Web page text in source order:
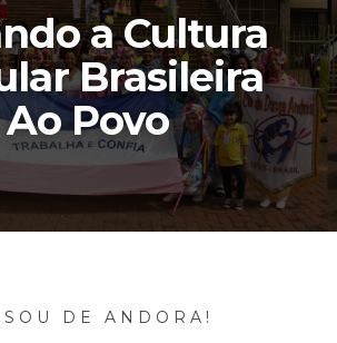
a Cultura
Brasileira
Ao Povo
SOU DE ANDORA!